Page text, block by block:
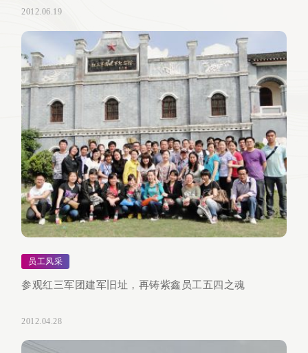
2012.06.19
员工风采
参观红三军团建军旧址，再铸紫鑫员工五四之魂
2012.04.28